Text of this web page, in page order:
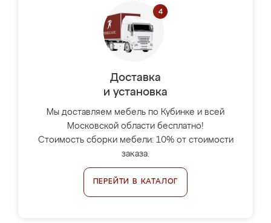
Доставка
и установка
Мы доставляем мебель по Кубинке и всей
Московской области бесплатно!
Стоимость сборки мебели: 10% от стоимости
заказа.
ПЕРЕЙТИ В КАТАЛОГ